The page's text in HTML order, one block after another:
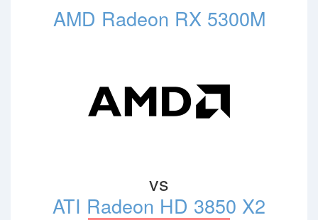
AMD Radeon RX 5300M
vs
ATI Radeon HD 3850 X2